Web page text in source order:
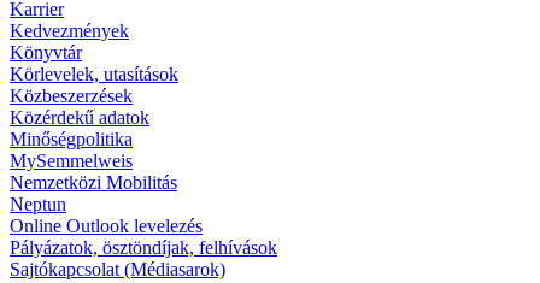
Karrier
Kedvezmények
Könyvtár
Körlevelek, utasítások
Közbeszerzések
Közérdekű adatok
Minőségpolitika
MySemmelweis
Nemzetközi Mobilitás
Neptun
Online Outlook levelezés
Pályázatok, ösztöndíjak, felhívások
Sajtókapcsolat (Médiasarok)